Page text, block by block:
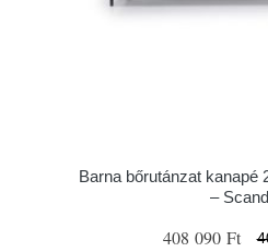
Barna bőrutánzat kanapé
–
408 090 Ft